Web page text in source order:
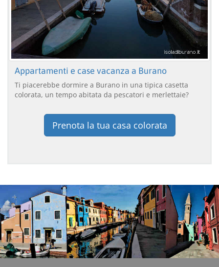
Appartamenti e case vacanza a Burano
Ti piacerebbe dormire a Burano in una tipica casetta
colorata, un tempo abitata da pescatori e merlettaie?
Prenota la tua casa colorata